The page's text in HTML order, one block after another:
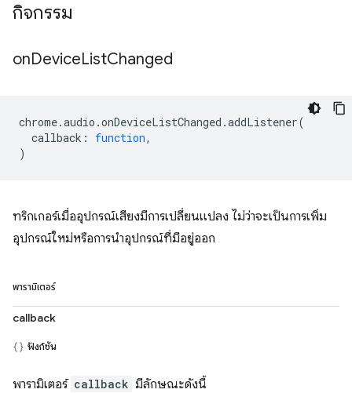
กิจกรรม
onDeviceListChanged
chrome.audio .onDeviceListChanged .addListener(
callback : function,
)
ทริกเกอร์เมื่ออุปกรณ์เสียงมีการเปลี่ยนแปลง ไม่ว่าจะเป็นการเพิ่ม
อุปกรณ์ใหม่หรือการนำอุปกรณ์ที่มีอยู่ออก
พารามิเตอร์
callback
ฟังก์ชัน
พารามิเตอร์ callback มีลักษณะดังนี้